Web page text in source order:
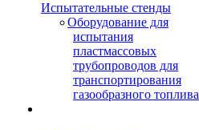
Испытательные стенды
Оборудование для
испытания
пластмассовых
трубопроводов для
транспортирования
газообразного топлива